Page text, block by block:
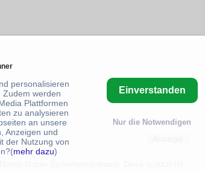
personalisieren
Zudem werden
Plattformen
zu analysieren
an unsere
Anzeigen und
der Nutzung von
mehr dazu)
Einverstanden
Nur die Notwendigen